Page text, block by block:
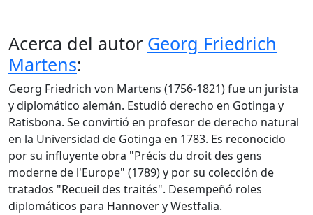
Acerca del autor Georg Friedrich
Martens:
Georg Friedrich von Martens (1756-1821) fue un jurista
y diplomático alemán. Estudió derecho en Gotinga y
Ratisbona. Se convirtió en profesor de derecho natural
en la Universidad de Gotinga en 1783. Es reconocido
por su influyente obra "Précis du droit des gens
moderne de l'Europe" (1789) y por su colección de
tratados "Recueil des traités". Desempeñó roles
diplomáticos para Hannover y Westfalia.